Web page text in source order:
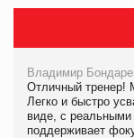
Владимир
Отличный тренер!
Легко и быстро
виде, с реальными
поддерживает